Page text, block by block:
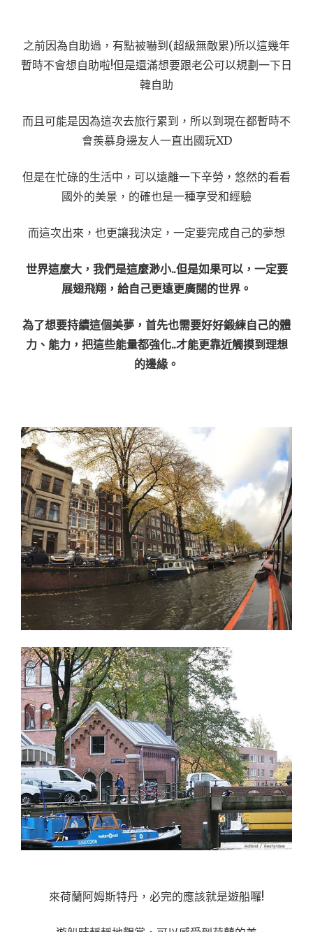
之前因為自助過，有點被嚇到(超級無敵累)所以這幾年
暫時不會想自助啦!但是還滿想要跟老公可以規劃一下日
韓自助
而且可能是因為這次去旅行累到，所以到現在都暫時不
會羨慕身邊友人一直出國玩XD
但是在忙碌的生活中，可以遠離一下辛勞，悠然的看看
國外的美景，的確也是一種享受和經驗
而這次出來，也更讓我決定，一定要完成自己的夢想
世界這麼大，我們是這麼渺小..但是如果可以，一定要
展翅飛翔，給自己更遠更廣闊的世界。
為了想要持續這個美夢，首先也需要好好鍛練自己的體
力、能力，把這些能量都強化..才能更靠近觸摸到理想
的邊緣。
來荷蘭阿姆斯特丹，必完的應該就是遊船囉!